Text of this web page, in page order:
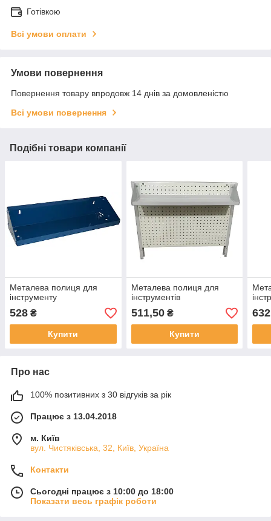
Готівкою
Всі умови оплати
Умови повернення
Повернення товару впродовж 14 днів за домовленістю
Всі умови повернення
Подібні товари компанії
Металева полиця для
інструменту
528 ₴
Купити
Металева полиця для
інструментів
511,50₴
Купити
Про нас
100% позитивних з 30 відгуків за рік
Працює з 13.04.2018
м. Київ
вул. Чистяківська, 32, Київ, Україна
Контакти
Сьогодні працює з 10:00 до 18:00
Показати весь графік роботи